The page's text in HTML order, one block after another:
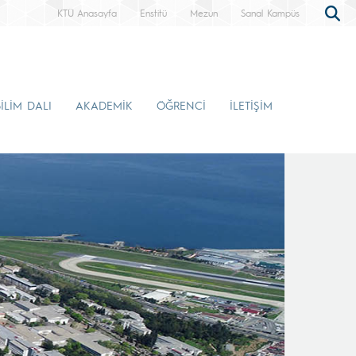
KTÜ Anasayfa Enstitü Mezun Sanal Kampüs
DALI AKADEMİK ÖĞRENCİ İLETİŞİM